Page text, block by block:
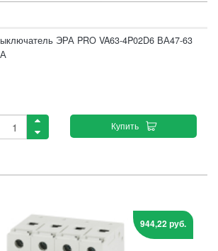
ЭРА PRO VA63-4P02D6 ВА47-63
Купить
944,22 руб.